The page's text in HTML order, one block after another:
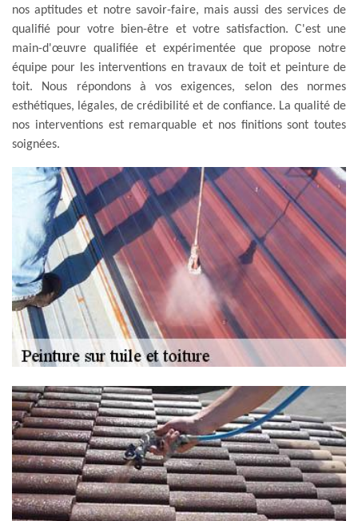
nos aptitudes et notre savoir-faire, mais aussi des services de
qualifié pour votre bien-être et votre satisfaction. C'est une
main-d'œuvre qualifiée et expérimentée que propose notre
équipe pour les interventions en travaux de toit et peinture de
toit. Nous répondons à vos exigences, selon des normes
esthétiques, légales, de crédibilité et de confiance. La qualité de
nos interventions est remarquable et nos finitions sont toutes
soignées.